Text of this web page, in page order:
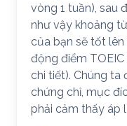
vòng 1 tuần), sau
như vậy khoảng
của bạn sẽ tốt lên
động điểm
chi tiết). Chúng ta
chứng chỉ, mục
phải cảm thấy áp